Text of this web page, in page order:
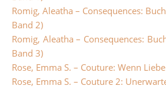
Romig, Aleatha – Consequences:
Band 2)
Romig, Aleatha – Consequences:
Band 3)
Rose, Emma S. – Couture: Wenn
Rose, Emma S. – Couture 2: